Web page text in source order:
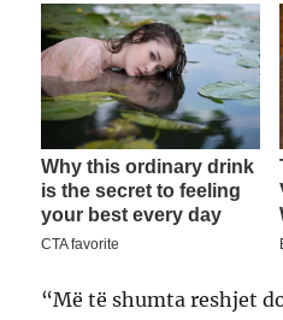
“Më të shumta reshjet